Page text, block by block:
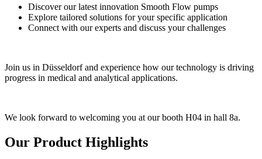
Discover our latest innovation Smooth Flow pumps
Explore tailored solutions for your specific application
Connect with our experts and discuss your challenges
Join us in Düsseldorf and experience how our technology is driving
progress in medical and analytical applications.
We look forward to welcoming you at our booth H04 in hall 8a.
Our Product Highlights